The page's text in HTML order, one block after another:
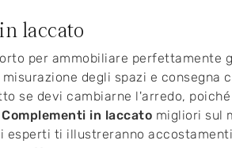
laccato
per ammobiliare
degli spazi e
se devi cambiarne l'arredo,
Complementi in laccato migliori sul
esperti ti illustreranno